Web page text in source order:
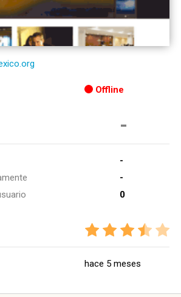
Offline
-
-
-
0
hace 5 meses